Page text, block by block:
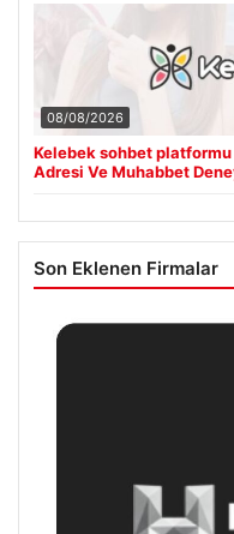
08/08/2026
Kelebek sohbet
Adresi Ve Muhabbet
Son Eklenen Firmalar